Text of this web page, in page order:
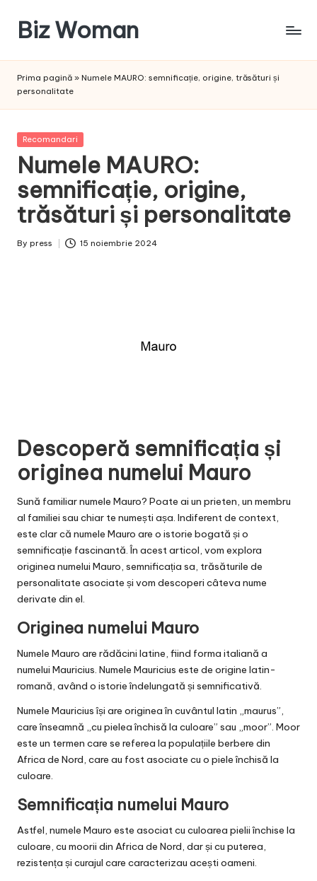
content
Biz Woman
succesul
Prima pagină » Numele MAURO: semnificație, origine, trăsături și
personalitate
Posted
Recomandari
Numele MAURO:
semnificație, origine,
trăsături și personalitate
Posted
By press 15 noiembrie 2024
Descoperă semnificația și
originea numelui Mauro
Sună familiar numele Mauro? Poate ai un prieten, un membru
al familiei sau chiar te numești așa. Indiferent de context,
este clar că numele Mauro are o istorie bogată și o
semnificație fascinantă. În acest articol, vom explora
originea numelui Mauro, semnificația sa, trăsăturile de
personalitate asociate și vom descoperi câteva nume
derivate din el.
Originea numelui Mauro
Numele Mauro are rădăcini latine, fiind forma italiană a
numelui Mauricius. Numele Mauricius este de origine latin-
romană, având o istorie îndelungată și semnificativă.
Numele Mauricius își are originea în cuvântul latin „maurus”,
care înseamnă „cu pielea închisă la culoare” sau „moor”. Moor
este un termen care se referea la populațiile berbere din
Africa de Nord, care au fost asociate cu o piele închisă la
culoare.
Semnificația numelui Mauro
Astfel, numele Mauro este asociat cu culoarea pielii închise la
culoare, cu moorii din Africa de Nord, dar și cu puterea,
rezistența și curajul care caracterizau acești oameni.